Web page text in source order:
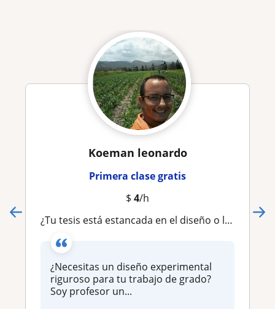
Koeman leonardo
Primera clase gratis
$ 4/h
¿Tu tesis está estancada en el diseño o la estadística?
¿Necesitas un diseño experimental
riguroso para tu trabajo de grado?
Soy profesor un...